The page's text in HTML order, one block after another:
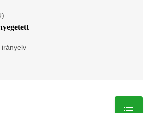
irányelv